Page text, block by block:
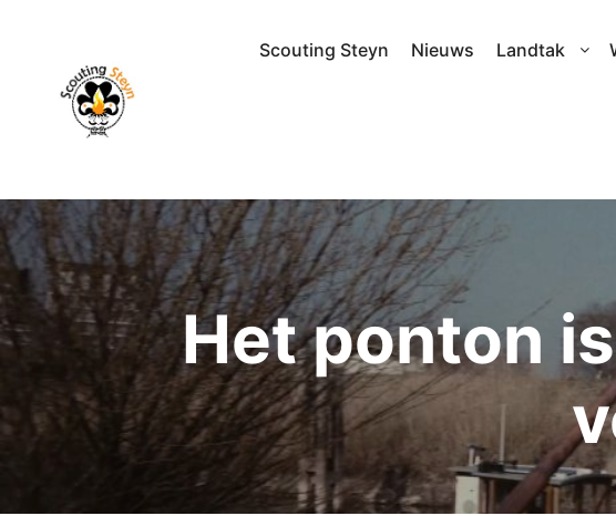
Scouting Steyn Nieuws Landtak
Het ponton